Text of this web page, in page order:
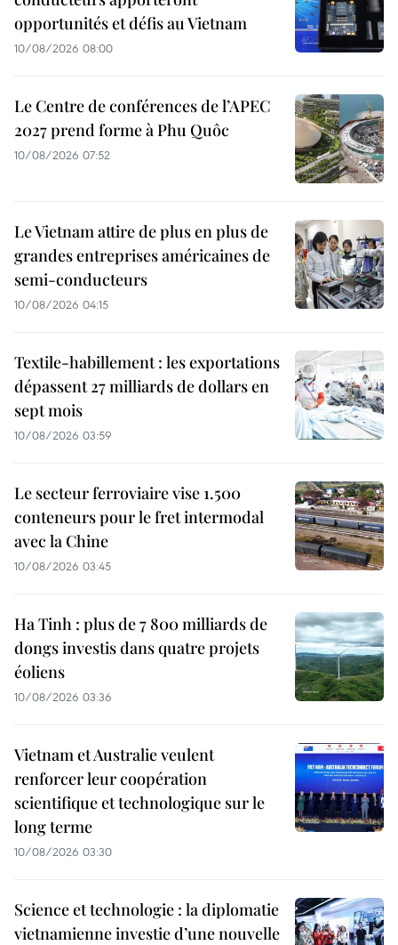
opportunités et défis au Vietnam
10/08/2026 08:00
Le Centre de conférences de l’APEC
2027 prend forme à Phu Quôc
10/08/2026 07:52
Le Vietnam attire de plus en plus de
grandes entreprises américaines de
semi-conducteurs
10/08/2026 04:15
Textile-habillement : les exportations
dépassent 27 milliards de dollars en
sept mois
10/08/2026 03:59
Le secteur ferroviaire vise 1.500
conteneurs pour le fret intermodal
avec la Chine
10/08/2026 03:45
Ha Tinh : plus de 7 800 milliards de
dongs investis dans quatre projets
éoliens
10/08/2026 03:36
Vietnam et Australie veulent
renforcer leur coopération
scientifique et technologique sur le
long terme
10/08/2026 03:30
Science et technologie : la diplomatie
vietnamienne investie d’une nouvelle